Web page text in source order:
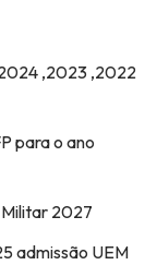
,2023 ,2022
para o ano
2027
admissão UEM